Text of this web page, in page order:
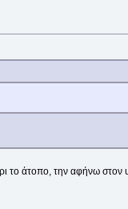
άτοπο, την αφήνω